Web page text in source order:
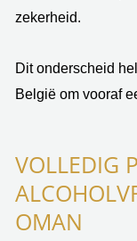
zekerheid.
Dit onderscheid
België om vooraf
VOLLEDIG
OMAN